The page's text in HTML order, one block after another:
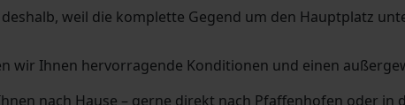
weil die komplette Gegend um den Hauptplatz
wir Ihnen hervorragende Konditionen und einen
nach Hause – gerne direkt nach Pfaffenhofen oder